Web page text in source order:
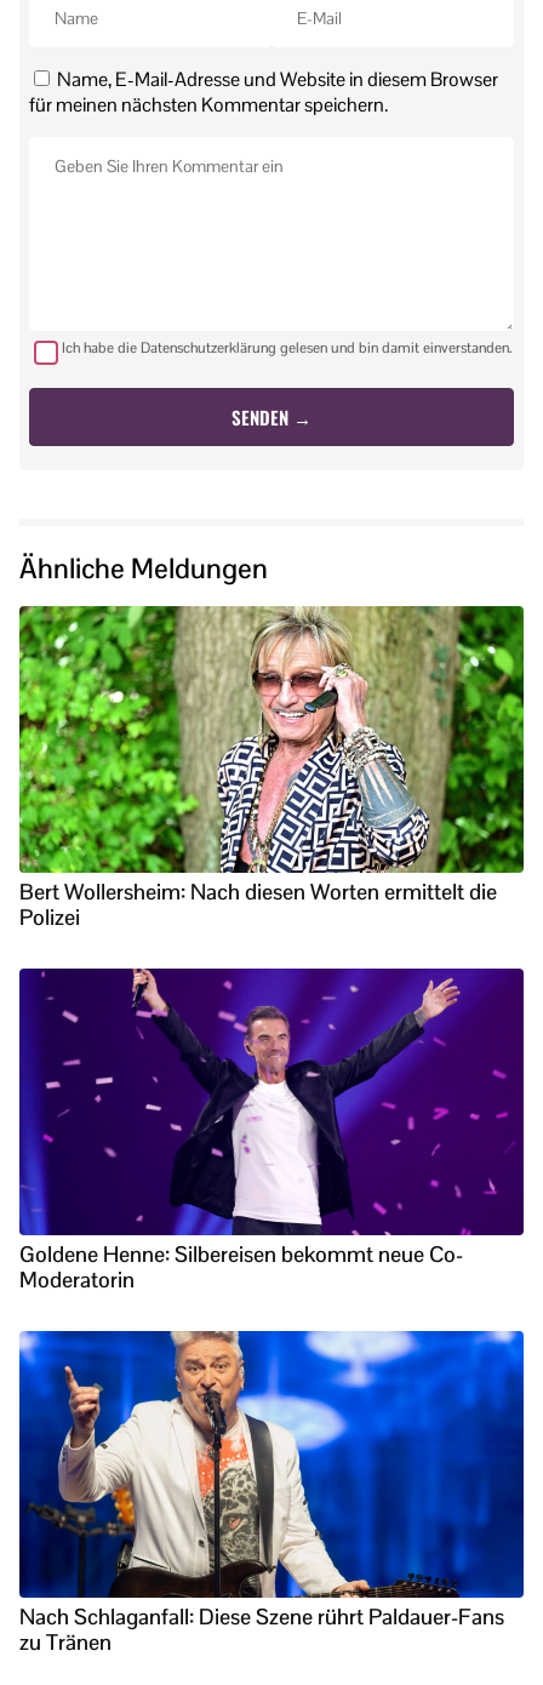
Name, E-Mail-Adresse und Website in diesem Browser
für meinen nächsten Kommentar speichern.
Ich habe die Datenschutzerklärung gelesen und bin damit einverstanden.
Ähnliche Meldungen
Bert Wollersheim: Nach diesen Worten ermittelt die
Polizei
Goldene Henne: Silbereisen bekommt neue Co-
Moderatorin
Nach Schlaganfall: Diese Szene rührt Paldauer-Fans
zu Tränen